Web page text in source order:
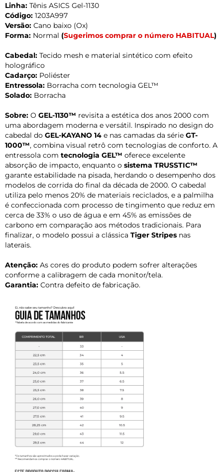
Linha: Tênis ASICS Gel-1130
Código: 1203A997
Versão: Cano baixo (Ox)
Forma: Normal (Sugerimos comprar o número HABITUAL)
Cabedal: Tecido mesh e material sintético com efeito
holográfico
Cadarço: Poliéster
Entressola: Borracha com tecnologia GEL™
Solado: Borracha
Sobre: O GEL-1130™ revisita a estética dos anos 2000 com
uma abordagem moderna e versátil. Inspirado no design do
cabedal do GEL-KAYANO 14 e nas camadas da série GT-
1000™, combina visual retrô com tecnologias de conforto. A
entressola com tecnologia GEL™ oferece excelente
absorção de impacto, enquanto o sistema TRUSSTIC™
garante estabilidade na pisada, herdando o desempenho dos
modelos de corrida do final da década de 2000. O cabedal
utiliza pelo menos 20% de materiais reciclados, e a palmilha
é confeccionada com processo de tingimento que reduz em
cerca de 33% o uso de água e em 45% as emissões de
carbono em comparação aos métodos tradicionais. Para
finalizar, o modelo possui a clássica Tiger Stripes nas
laterais.
Atenção: As cores do produto podem sofrer alterações
conforme a calibragem de cada monitor/tela.
Garantia: Contra defeito de fabricação.